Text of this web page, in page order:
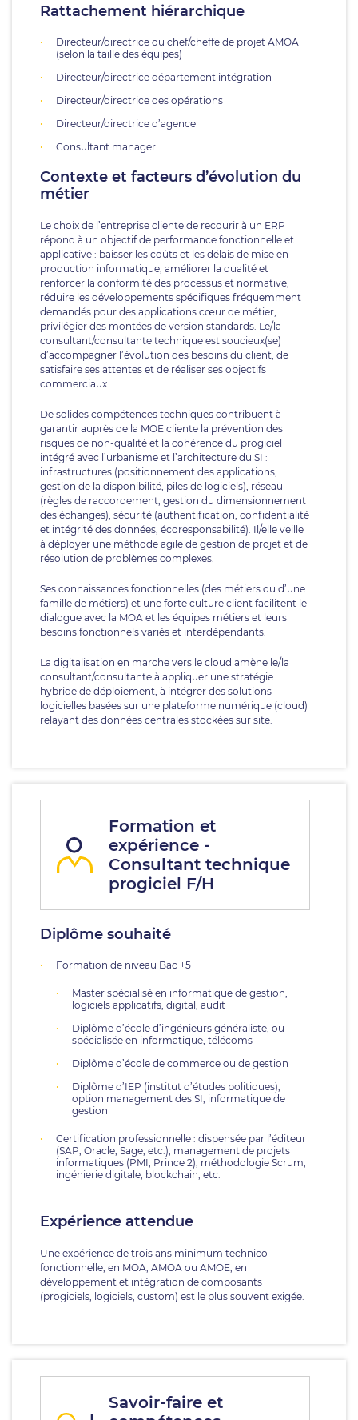
Rattachement hiérarchique
Directeur/directrice ou chef/cheffe de projet AMOA
(selon la taille des équipes)
Directeur/directrice département intégration
Directeur/directrice des opérations
Directeur/directrice d’agence
Consultant manager
Contexte et facteurs d’évolution du
métier
Le choix de l’entreprise cliente de recourir à un ERP
répond à un objectif de performance fonctionnelle et
applicative : baisser les coûts et les délais de mise en
production informatique, améliorer la qualité et
renforcer la conformité des processus et normative,
réduire les développements spécifiques fréquemment
demandés pour des applications cœur de métier,
privilégier des montées de version standards. Le/la
consultant/consultante technique est soucieux(se)
d’accompagner l’évolution des besoins du client, de
satisfaire ses attentes et de réaliser ses objectifs
commerciaux.
De solides compétences techniques contribuent à
garantir auprès de la MOE cliente la prévention des
risques de non-qualité et la cohérence du progiciel
intégré avec l’urbanisme et l’architecture du SI :
infrastructures (positionnement des applications,
gestion de la disponibilité, piles de logiciels), réseau
(règles de raccordement, gestion du dimensionnement
des échanges), sécurité (authentification, confidentialité
et intégrité des données, écoresponsabilité). Il/elle veille
à déployer une méthode agile de gestion de projet et de
résolution de problèmes complexes.
Ses connaissances fonctionnelles (des métiers ou d’une
famille de métiers) et une forte culture client facilitent le
dialogue avec la MOA et les équipes métiers et leurs
besoins fonctionnels variés et interdépendants.
La digitalisation en marche vers le cloud amène le/la
consultant/consultante à appliquer une stratégie
hybride de déploiement, à intégrer des solutions
logicielles basées sur une plateforme numérique (cloud)
relayant des données centrales stockées sur site.
Formation et
expérience -
Consultant technique
progiciel F/H
Diplôme souhaité
Formation de niveau Bac +5
Master spécialisé en informatique de gestion,
logiciels applicatifs, digital, audit
Diplôme d’école d’ingénieurs généraliste, ou
spécialisée en informatique, télécoms
Diplôme d’école de commerce ou de gestion
Diplôme d’IEP (institut d’études politiques),
option management des SI, informatique de
gestion
Certification professionnelle : dispensée par l’éditeur
(SAP, Oracle, Sage, etc.), management de projets
informatiques (PMI, Prince 2), méthodologie Scrum,
ingénierie digitale, blockchain, etc.
Expérience attendue
Une expérience de trois ans minimum technico-
fonctionnelle, en MOA, AMOA ou AMOE, en
développement et intégration de composants
(progiciels, logiciels, custom) est le plus souvent exigée.
Savoir-faire et